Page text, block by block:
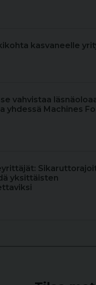
kasvaneelle
vahvistaa
yhdessä Machines
yksittäisten